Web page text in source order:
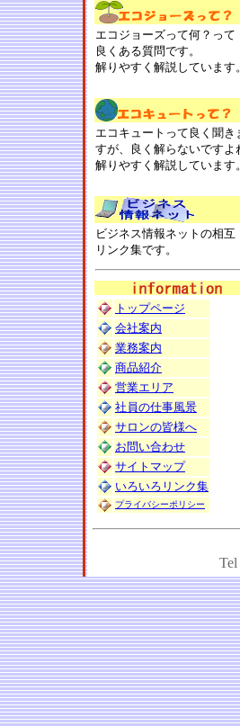
エコジョーズって何？って
良くある質問です。
解りやすく解説しています。
エコキュートって良く聞き
すが、良く解らないですよ
解りやすく解説しています。
ビジネス情報ネットの相互
リンク集です。
トップページ
会社案内
業務案内
商品紹介
営業エリア
社員の仕事風景
サロンの皆様へ
お問い合わせ
サイトマップ
いろいろリンク集
プライバシーポリシー